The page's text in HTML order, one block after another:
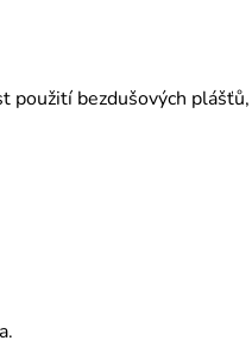
použití bezdušových